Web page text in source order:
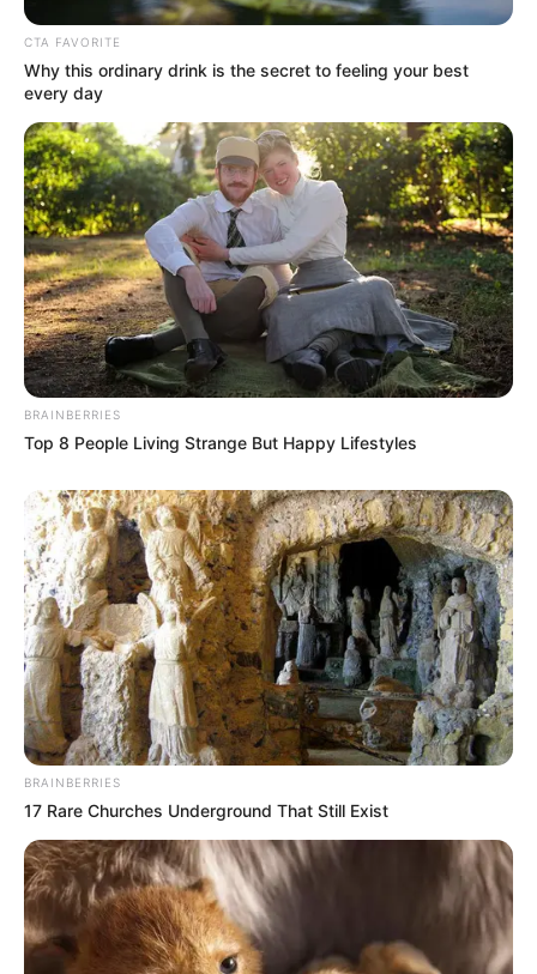
CTA FAVORITE
Why this ordinary drink is the secret to feeling your best
every day
BRAINBERRIES
Top 8 People Living Strange But Happy Lifestyles
BRAINBERRIES
17 Rare Churches Underground That Still Exist